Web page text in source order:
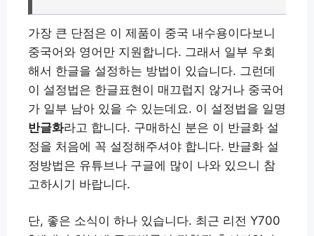
가장 큰 단점은 이 제품이 중국 내수용이다보니
중국어와 영어만 지원합니다. 그래서 일부 우회
해서 한글을 설정하는 방법이 있습니다. 그런데
이 설정법은 한글표현이 매끄럽지 않거나 중국어
가 일부 남아 있을 수 있는데요. 이 설정법을 일명
반글화라고 합니다. 구매하신 분은 이 반글화 설
정을 처음에 꼭 설정해주셔야 합니다. 반글화 설
정방법은 유튜브나 구글에 많이 나와 있으니 참
고하시기 바랍니다.
단, 좋은 소식이 하나 있습니다. 최근 리전 Y700